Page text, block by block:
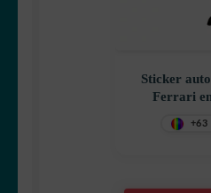
Sticker
Ferrari
décoration
+63